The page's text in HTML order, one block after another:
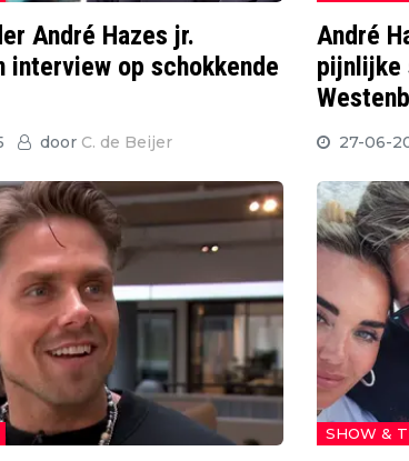
André Hazes jr.
interview op schokkende
door C. de Beijer
André
pijnlijke
27-06-
SHOW &